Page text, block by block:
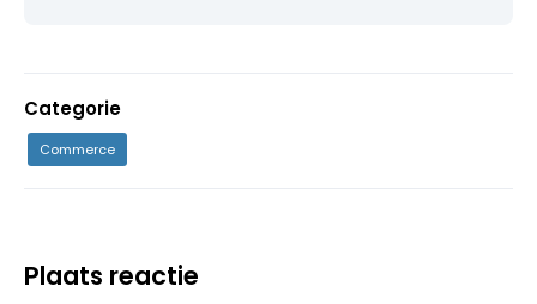
Categorie
Commerce
Plaats reactie